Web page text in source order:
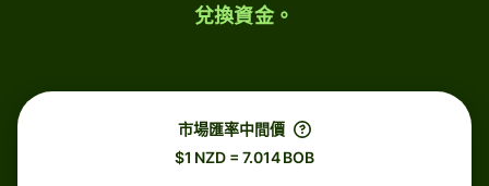
兌換資金。
市場匯率中間價
$1 NZD = 7.014 BOB